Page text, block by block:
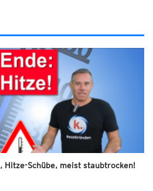
Hitze-Schübe, meist staubtrocken!